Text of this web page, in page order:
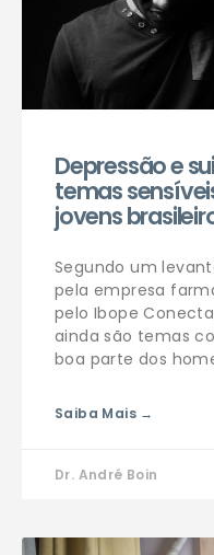
Depressão e
temas
jovens
Segundo um
pela empresa
pelo Ibope
ainda são temas
boa parte dos
Saiba Mais →
Dr. André Boin